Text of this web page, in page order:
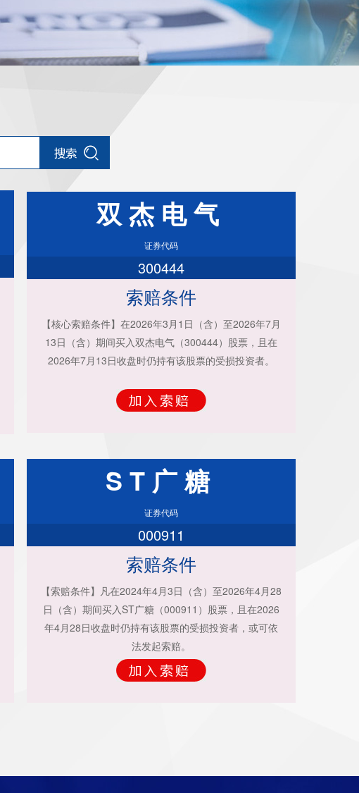
双杰电气
证券代码
300444
索赔条件
【核心索赔条件】在2026年3月1日（含）至2026年7月
13日（含）期间买入双杰电气（300444）股票，且在
2026年7月13日收盘时仍持有该股票的受损投资者。
ST广糖
证券代码
000911
索赔条件
【索赔条件】凡在2024年4月3日（含）至2026年4月28
日（含）期间买入ST广糖（000911）股票，且在2026
年4月28日收盘时仍持有该股票的受损投资者，或可依
法发起索赔。